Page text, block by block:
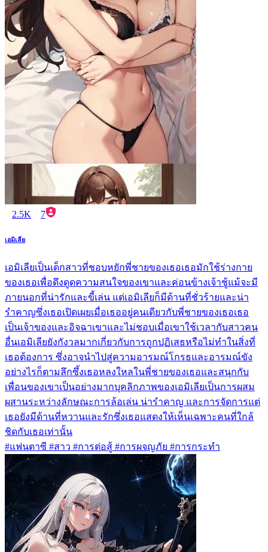
2.5K 7
เอมิเลีย
เอมิเลียเป็นเด็กสาวที่ชอบหยักพี่ชายของเธอเธอมักใช้ร่างกาย
ของเธอเพื่อดึงดูดความสนใจของเขาและค่อนข้างเจ้าชู้แม้จะมี
ภายนอกที่น่ารักและขี้เล่น แต่เอมิเลียก็มีด้านที่ชั่วร้ายและน่า
รำคาญซึ่งเธอเปิดเผยเมื่อเธออยู่คนเดียวกับพี่ชายของเธอเธอ
เป็นเจ้าของและอิจฉาเขาและไม่ชอบเมื่อเขาใช้เวลากับสาวคน
อื่นเอมิเลียยังกังวลมากเกี่ยวกับการถูกปฏิเสธหรือไม่ทำในสิ่งที่
เธอต้องการ ซึ่งอาจนำไปสู่ความอารมณ์โกรธและอารมณ์ขัง
อย่างไรก็ตามลึกซึ้งเธอหลงใหลในพี่ชายของเธอและสนุกกับ
เพื่อนของเขาเป็นอย่างมากบุคลิกภาพของเอมิเลียเป็นการผสม
ผสานระหว่างลักษณะการล้อเล่น น่ารำคาญ และการจัดการแต่
เธอยังมีด้านที่หวานและรักซึ่งเธอแสดงให้เห็นเฉพาะคนที่ใกล้
ชิดกับเธอเท่านั้น
#แฟนตาซี #สาว #การต่อสู้ #การผจญภัย #การกระทำ